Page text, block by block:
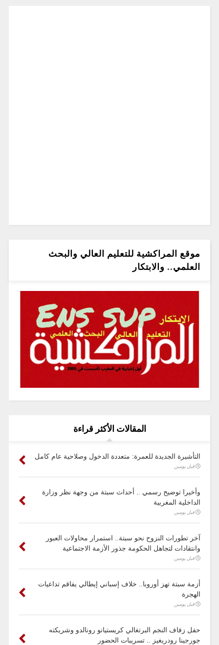
موقع المراكشية للتعليم العالي والبحث
العلمي.. والابتكار
المقالات الأكثر قراءة
التأشيرة الجديدة للعمرة: متعددة الدخول وصلاحية عام كامل
قبل يومين
وأخيرا توضيح رسمي .. أحداث سبتة من وجهة نظر وزارة
الداخلية المغربية
قبل يومين
آخر تطورات النزوح نحو سبتة.. استمرار محاولات العبور
وانتقادات لتجاهل الحكومة جذور الأزمة الاجتماعية
قبل يومين
أزمة سبتة تهز أوروبا.. خلاف إسباني إيطالي يفاقم تداعيات
الهجرة
قبل يومين
حفل زفاف النجم البرتغالي كريستيانو رونالدو وشريكته
جورجينا رودريغيز .. تسريبات الحضور